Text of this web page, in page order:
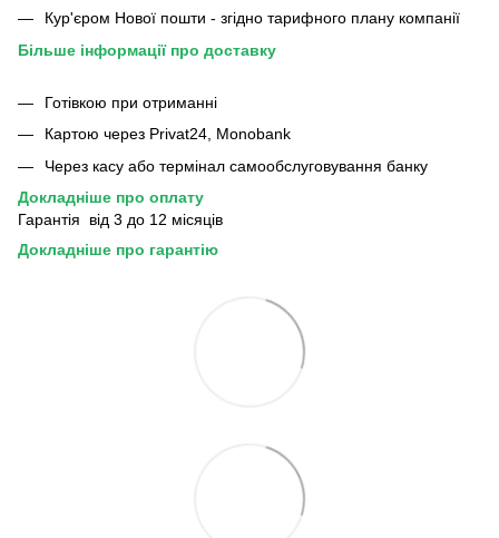
Кур'єром Нової пошти - згідно тарифного плану компанії
Більше інформації про доставку
Готівкою при отриманні
Картою через Privat24, Monobank
Через касу або термінал самообслуговування банку
Докладніше про оплату
Гарантія від 3 до 12 місяців
Докладніше про гарантію